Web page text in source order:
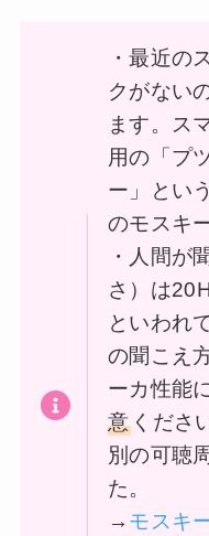
・最近の
クがない
ます。ス
用の「プ
ー」とい
のモスキ
・人間が
さ）は
といわれ
の聞こえ
ーカ性能
意 くださ
別の可聴
た。
→ モスキ